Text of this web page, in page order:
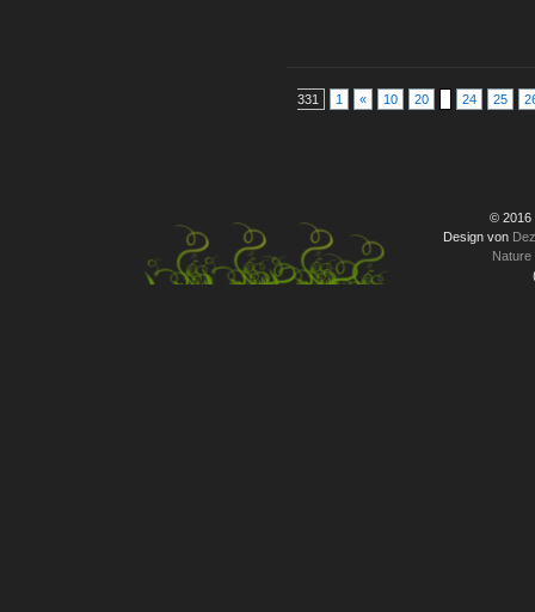
331 1 « 10 20 24 25
© 2016
Design von
Nature